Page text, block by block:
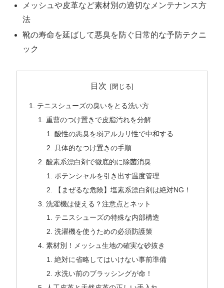
メッシュや皮革など素材別の適切なメンテナンス方
法
靴の寿命を延ばして悪臭を防ぐ日常的な予防テクニ
ック
目次
テニスシューズの臭いをとる洗い方
重曹のつけ置きで皮脂汚れを分解
酸性の悪臭を弱アルカリ性で中和する
具体的なつけ置きの手順
酸素系漂白剤で徹底的に除菌消臭
ポテンシャルを引き出す温度管理
【まぜるな危険】塩素系漂白剤は絶対NG！
洗濯機は使える？注意点とネット
テニスシューズの特殊な内部構造
洗濯機を使うための必須防護策
素材別！メッシュ生地の確実な砂抜き
絶対に省略してはいけない事前準備
水洗い前のブラッシングが命！